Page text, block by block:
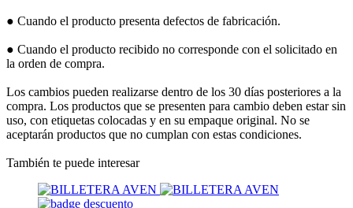
● Cuando el producto presenta defectos de fabricación.
● Cuando el producto recibido no corresponde con el solicitado en
la orden de compra.
Los cambios pueden realizarse dentro de los 30 días posteriores a la
compra. Los productos que se presenten para cambio deben estar sin
uso, con etiquetas colocadas y en su empaque original. No se
aceptarán productos que no cumplan con estas condiciones.
También te puede interesar